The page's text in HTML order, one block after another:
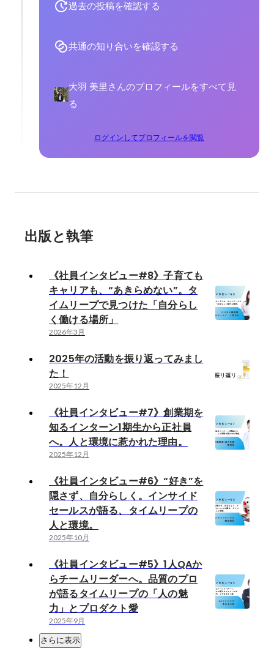
過去の投稿を確認する
共通の知り合いを確認する
大羽 美里さんのプロフィールをすべて見
る
ログインしてプロフィールを閲覧
出版と執筆
《社員インタビュー#8》子育ても
キャリアも、“あきらめない”。タ
イムリープで見つけた「自分らし
く働ける場所」
2026年3月
2025年の活動を振り返ってみまし
た！
2025年12月
《社員インタビュー#7》創業期を
知るインターン1期生から正社員
へ。人と環境に惹かれた理由。
2025年12月
《社員インタビュー#6》“好き”を
隠さず、自分らしく。インサイド
セールスが語る、タイムリープの
人と環境。
2025年10月
《社員インタビュー#5》1人QAか
らチームリーダーへ。品質のプロ
が語るタイムリープの「人の魅
力」とプロダクト愛
2025年9月
さらに表示